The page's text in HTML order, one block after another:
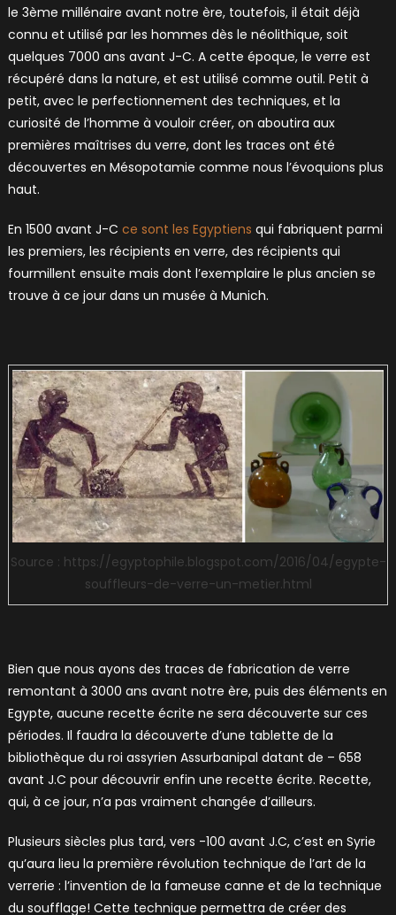
le 3ème millénaire avant notre ère, toutefois, il était déjà
connu et utilisé par les hommes dès le néolithique, soit
quelques 7000 ans avant J-C. A cette époque, le verre est
récupéré dans la nature, et est utilisé comme outil. Petit à
petit, avec le perfectionnement des techniques, et la
curiosité de l’homme à vouloir créer, on aboutira aux
premières maîtrises du verre, dont les traces ont été
découvertes en Mésopotamie comme nous l’évoquions plus
haut.
En 1500 avant J-C ce sont les Egyptiens qui fabriquent parmi
les premiers, les récipients en verre, des récipients qui
fourmillent ensuite mais dont l’exemplaire le plus ancien se
trouve à ce jour dans un musée à Munich.
Source : https://egyptophile.blogspot.com/2016/04/egypte-
souffleurs-de-verre-un-metier.html
Bien que nous ayons des traces de fabrication de verre
remontant à 3000 ans avant notre ère, puis des éléments en
Egypte, aucune recette écrite ne sera découverte sur ces
périodes. Il faudra la découverte d’une tablette de la
bibliothèque du roi assyrien Assurbanipal datant de – 658
avant J.C pour découvrir enfin une recette écrite. Recette,
qui, à ce jour, n’a pas vraiment changée d’ailleurs.
Plusieurs siècles plus tard, vers -100 avant J.C, c’est en Syrie
qu’aura lieu la première révolution technique de l’art de la
verrerie : l’invention de la fameuse canne et de la technique
du soufflage! Cette technique permettra de créer des